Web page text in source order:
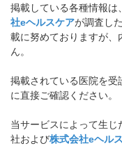
掲載している各種情報
社eヘルスケアが調査し
載に努めておりますが
ん。
掲載されている医院を受
に直接ご確認ください。
当サービスによって生
社および株式会社eヘル